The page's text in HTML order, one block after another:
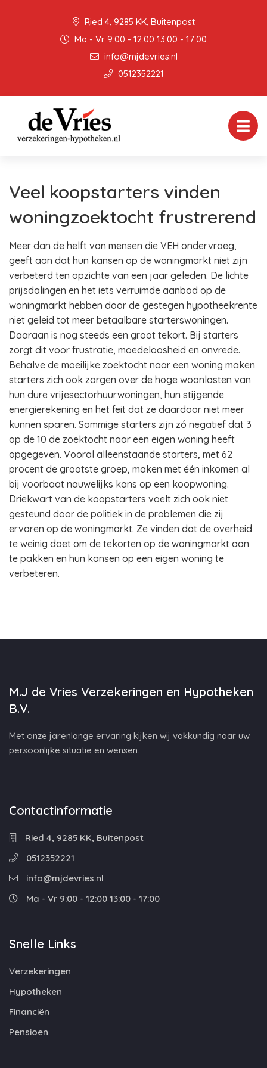
Ried 4, 9285 KK, Buitenpost
Ma - Vr 9:00 - 12:00 13:00 - 17:00
info@mjdevries.nl
0512352221
Veel koopstarters vinden
woningzoektocht frustrerend
Meer dan de helft van mensen die VEH ondervroeg,
geeft aan dat hun kansen op de woningmarkt niet zijn
verbeterd ten opzichte van een jaar geleden. De lichte
prijsdalingen en het iets verruimde aanbod op de
woningmarkt hebben door de gestegen hypotheekrente
niet geleid tot meer betaalbare starterswoningen.
Daaraan is nog steeds een groot tekort. Bij starters
zorgt dit voor frustratie, moedeloosheid en onvrede.
Behalve de moeilijke zoektocht naar een woning maken
starters zich ook zorgen over de hoge woonlasten van
hun dure vrijesectorhuurwoningen, hun stijgende
energierekening en het feit dat ze daardoor niet meer
kunnen sparen. Sommige starters zijn zó negatief dat 3
op de 10 de zoektocht naar een eigen woning heeft
opgegeven. Vooral alleenstaande starters, met 62
procent de grootste groep, maken met één inkomen al
bij voorbaat nauwelijks kans op een koopwoning.
Driekwart van de koopstarters voelt zich ook niet
gesteund door de politiek in de problemen die zij
ervaren op de woningmarkt. Ze vinden dat de overheid
te weinig doet om de tekorten op de woningmarkt aan
te pakken en hun kansen op een eigen woning te
verbeteren.
M.J de Vries Verzekeringen en Hypotheken
B.V.
Met onze jarenlange ervaring kijken wij vakkundig naar uw
persoonlijke situatie en wensen.
Contactinformatie
Ried 4, 9285 KK, Buitenpost
0512352221
info@mjdevries.nl
Ma - Vr 9:00 - 12:00 13:00 - 17:00
Snelle Links
Verzekeringen
Hypotheken
Financiën
Pensioen